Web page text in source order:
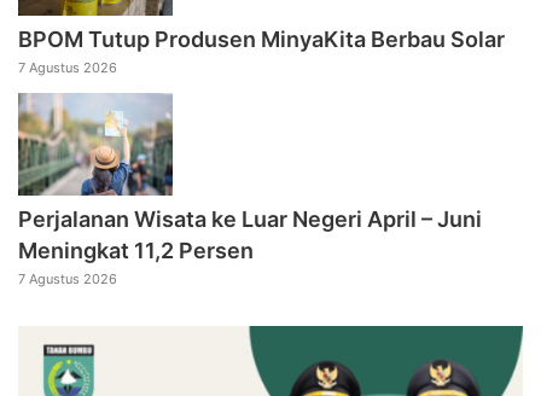
BPOM Tutup Produsen MinyaKita Berbau Solar
7 Agustus 2026
Perjalanan Wisata ke Luar Negeri April – Juni
Meningkat 11,2 Persen
7 Agustus 2026